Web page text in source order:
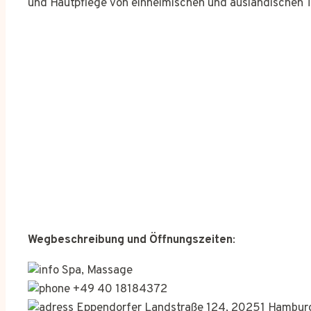
und Hautpflege von einheimischen und ausländischen
Wegbeschreibung und Öffnungszeiten:
Spa, Massage
+49 40 18184372